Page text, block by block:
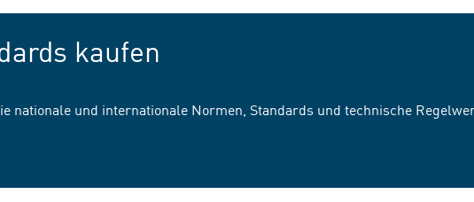
kaufen
nationale und internationale Normen, Standards und technische